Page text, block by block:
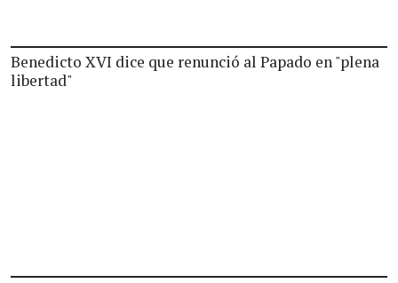
Benedicto XVI dice que renunció al Papado en "plena
libertad"